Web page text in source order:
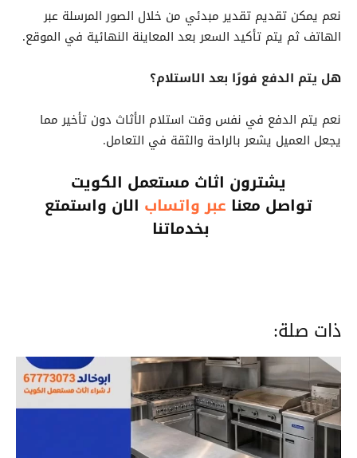
نعم يمكن تقديم تقدير مبدئي من خلال الصور المرسلة عبر
الهاتف ثم يتم تأكيد السعر بعد المعاينة النهائية في الموقع.
هل يتم الدفع فورًا بعد الاستلام؟
نعم يتم الدفع في نفس وقت استلام الأثاث دون تأخير مما
يجعل العميل يشعر بالراحة والثقة في التعامل.
يشترون اثاث مستعمل الكويت
تواصل معنا عبر واتساب الان واستمتع
بخدماتنا
ذات صلة: